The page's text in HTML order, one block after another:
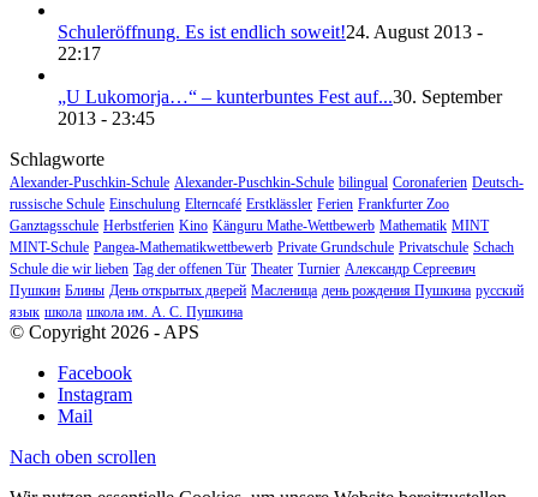
Schuleröffnung. Es ist endlich soweit!24. August 2013 -
22:17
„U Lukomorja…“ – kunterbuntes Fest auf...30. September
2013 - 23:45
Schlagworte
Alexander-Puschkin-Schule Alexander-Puschkin-Schule bilingual Coronaferien Deutsch-
russische Schule Einschulung Elterncafé Erstklässler Ferien Frankfurter Zoo
Ganztagsschule Herbstferien Kino Känguru Mathe-Wettbewerb Mathematik MINT
MINT-Schule Pangea-Mathematikwettbewerb Private Grundschule Privatschule Schach
Schule die wir lieben Tag der offenen Tür Theater Turnier Александр Сергеевич
Пушкин Блины День открытых дверей Масленица день рождения Пушкина русский
язык школа школа им. А. С. Пушкина
© Copyright 2026 - APS
Facebook
Instagram
Mail
Nach oben scrollen